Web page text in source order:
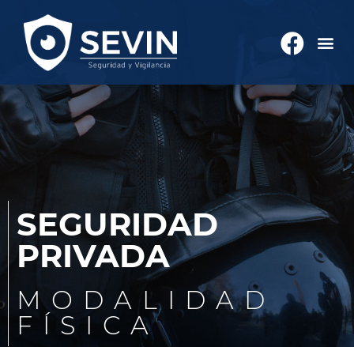
SEGURIDAD
PRIVADA
MODALIDAD
FÍSICA